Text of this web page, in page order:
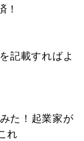
！
記載すればよ
た！起業家が
れ